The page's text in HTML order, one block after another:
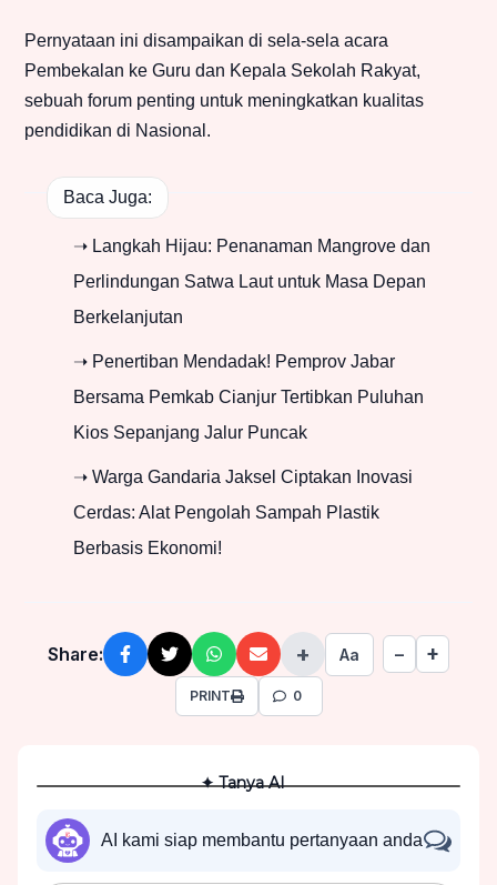
Pernyataan ini disampaikan di sela-sela acara
Pembekalan ke Guru dan Kepala Sekolah Rakyat,
sebuah forum penting untuk meningkatkan kualitas
pendidikan di Nasional.
Baca Juga:
➝ Langkah Hijau: Penanaman Mangrove dan
Perlindungan Satwa Laut untuk Masa Depan
Berkelanjutan
➝ Penertiban Mendadak! Pemprov Jabar
Bersama Pemkab Cianjur Tertibkan Puluhan
Kios Sepanjang Jalur Puncak
➝ Warga Gandaria Jaksel Ciptakan Inovasi
Cerdas: Alat Pengolah Sampah Plastik
Berbasis Ekonomi!
Share: + Aa − +
PRINT 0
✦ Tanya AI
AI kami siap membantu pertanyaan anda